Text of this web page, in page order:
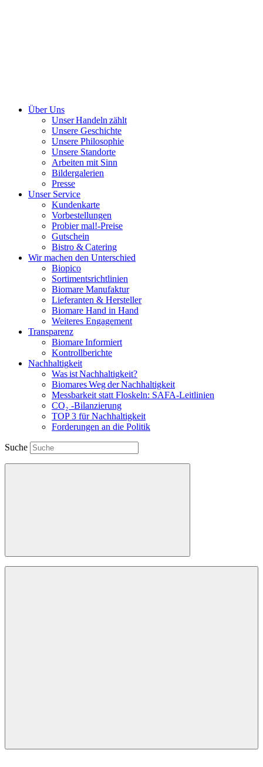
Über Uns
Unser Handeln zählt
Unsere Geschichte
Unsere Philosophie
Unsere Standorte
Arbeiten mit Sinn
Bildergalerien
Presse
Unser Service
Kundenkarte
Vorbestellungen
Probier mal!-Preise
Gutschein
Bistro & Catering
Wir machen den Unterschied
Biopico
Sortimentsrichtlinien
Biomare Manufaktur
Lieferanten & Hersteller
Biomare Hand in Hand
Weiteres Engagement
Transparenz
Biomare Informiert
Kontrollberichte
Nachhaltigkeit
Was ist Nachhaltigkeit?
Biomares Weg der Nachhaltigkeit
Messbarkeit statt Floskeln: SAFA-Leitlinien
CO₂ -Bilanzierung
TOP 3 für Nachhaltigkeit
Forderungen an die Politik
Suche